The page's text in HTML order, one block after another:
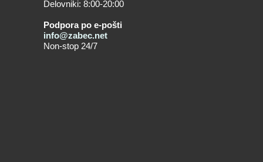
Delovniki: 8:00-20:00
Podpora po e-pošti
info@zabec.net
Non-stop 24/7